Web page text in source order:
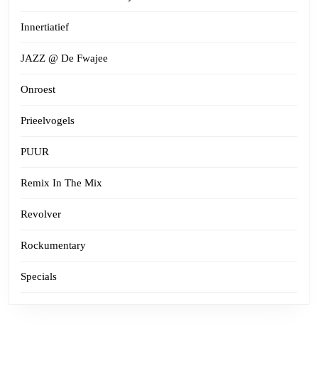
Innertiatief
JAZZ @ De Fwajee
Onroest
Prieelvogels
PUUR
Remix In The Mix
Revolver
Rockumentary
Specials